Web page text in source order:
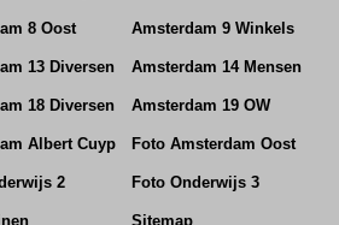
8 Oost Amsterdam 9 Winkels
13 Diversen Amsterdam 14 Mensen
18 Diversen Amsterdam 19 OW
Albert Cuyp Foto Amsterdam Oost
2 Foto Onderwijs 3
Sitemap